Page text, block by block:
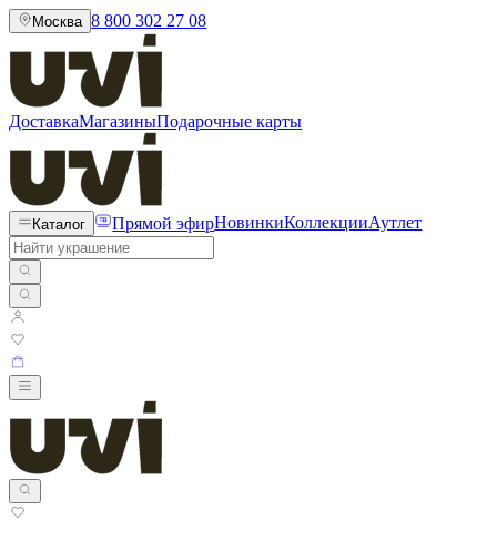
Москва 8 800 302 27 08
ДоставкаМагазиныПодарочные карты
Каталог Прямой эфирНовинкиКоллекцииАутлет